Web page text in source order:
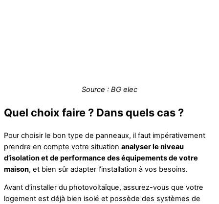
Source : BG elec
Quel choix faire ? Dans quels cas ?
Pour choisir le bon type de panneaux, il faut impérativement
prendre en compte votre situation analyser le niveau
d’isolation et de performance des équipements de votre
maison, et bien sûr adapter l’installation à vos besoins.
Avant d’installer du photovoltaïque, assurez-vous que votre
logement est déjà bien isolé et possède des systèmes de